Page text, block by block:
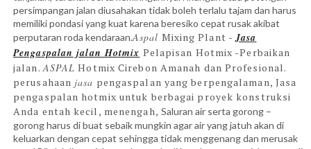
persimpangan jalan diusahakan tidak boleh terlalu tajam dan harus
memiliki pondasi yang kuat karena beresiko cepat rusak akibat
perputaran roda kendaraan.Aspal Mixing Plant -Jasa
Pengaspalan jalan Hotmix Pelapisan Hotmix -Perbaikan
jalan.ASPAL Hotmix Cirebon Amanah dan Profesional.
perusahaan jasa pengaspalan yang berpengalaman, Jasa
pengaspalan hotmix untuk berbagai proyek konstruksi
Anda entah kecil, menengah, Saluran air serta gorong –
gorong harus di buat sebaik mungkin agar air yang jatuh akan di
keluarkan dengan cepat sehingga tidak menggenang dan merusak